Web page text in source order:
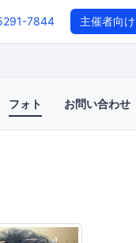
7844 主催者向け
フォト お問い合わせ